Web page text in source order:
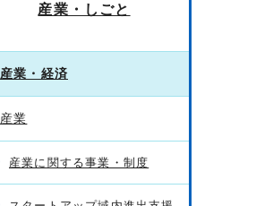
産業・しごと
産業・経済
産業
産業に関する事業・制度